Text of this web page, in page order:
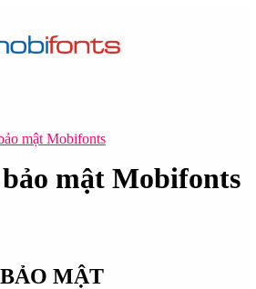
mật Mobifonts
mật Mobifonts
MẬT